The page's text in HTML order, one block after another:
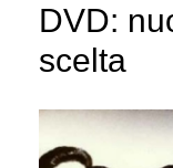
DVD:
scelta